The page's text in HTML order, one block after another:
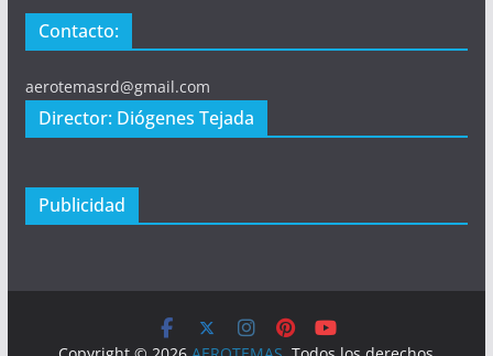
Contacto:
aerotemasrd@gmail.com
Director: Diógenes Tejada
Publicidad